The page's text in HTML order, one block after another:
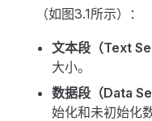
（如图3.1所示）：
文本段（Text
大小。
数据段（Data
始化和未初始化